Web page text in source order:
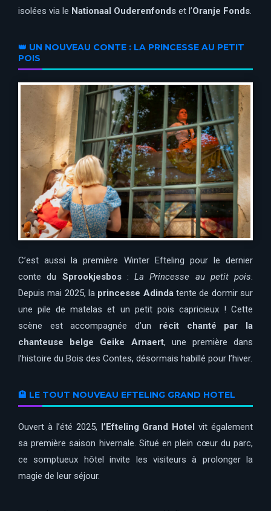
isolées via le Nationaal Ouderenfonds et l’Oranje Fonds.
👑 UN NOUVEAU CONTE : LA PRINCESSE AU PETIT
POIS
C’est aussi la première Winter Efteling pour le dernier
conte du Sprookjesbos: La Princesse au petit pois.
Depuis mai 2025, la princesse Adindatente de dormir sur
une pile de matelas et un petit pois capricieux ! Cette
scène est accompagnée d’un récit chanté par la
chanteuse belge Geike Arnaert, une première dans
l’histoire du Bois des Contes, désormais habillé pour l’hiver.
🏨 LE TOUT NOUVEAU EFTELING GRAND HOTEL
Ouvert à l’été 2025, l’Efteling Grand Hotel
vit également
sa première saison hivernale. Situé en plein cœur du parc,
ce somptueux hôtel invite les visiteurs à prolonger la
magie de leur séjour.